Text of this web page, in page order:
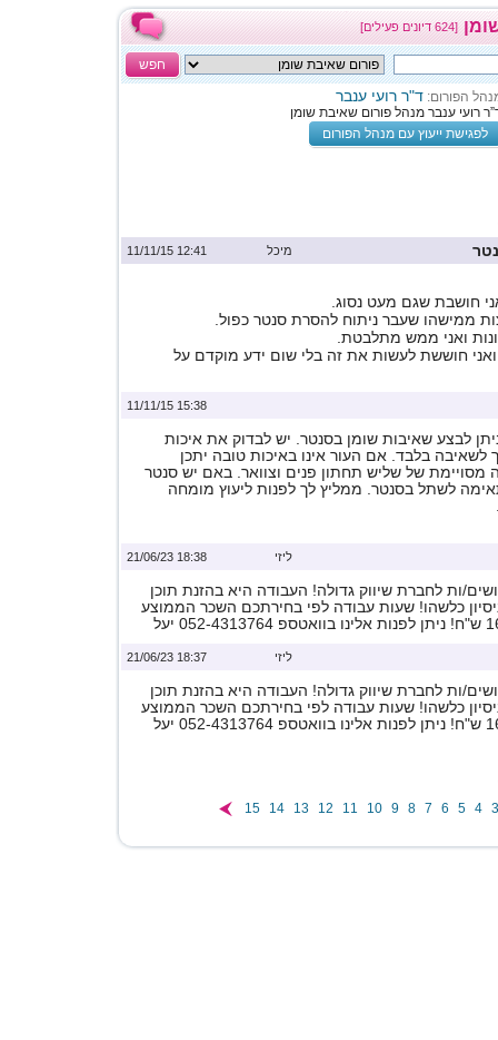
[624 דיונים פעילים]
חפש
הפורום: ד"ר רועי ענבר
רועי ענבר מנהל פורום שאיבת שומן
לפגישת ייעוץ עם מנהל הפורום
12:41 11/11/15 מיכל
חושבת שגם מעט נסוג.
ממישהו שעבר ניתוח להסרת סנטר כפול.
ואני ממש מתלבטת.
חוששת לעשות את זה בלי שום ידע מוקדם על
15:38 11/11/15
לבצע שאיבות שומן בסנטר. יש לבדוק את איכות
בלבד. אם העור אינו באיכות טובה יתכן
של שליש תחתון פנים וצוואר. באם יש סנטר
לשתל בסנטר. ממליץ לך לפנות ליעוץ מומחה
18:38 21/06/23 ליזי
ות לחברת שיווק גדולה! העבודה היא בהזנת תוכן
כלשהו! שעות עבודה לפי בחירתכם השכר הממוצע
18:37 21/06/23 ליזי
ות לחברת שיווק גדולה! העבודה היא בהזנת תוכן
כלשהו! שעות עבודה לפי בחירתכם השכר הממוצע
3
4
5
6
7
8
9
10
11
12
13
14
15